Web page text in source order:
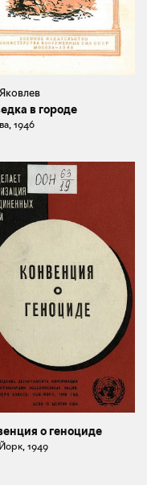
в городе
1946
о геноциде
1949